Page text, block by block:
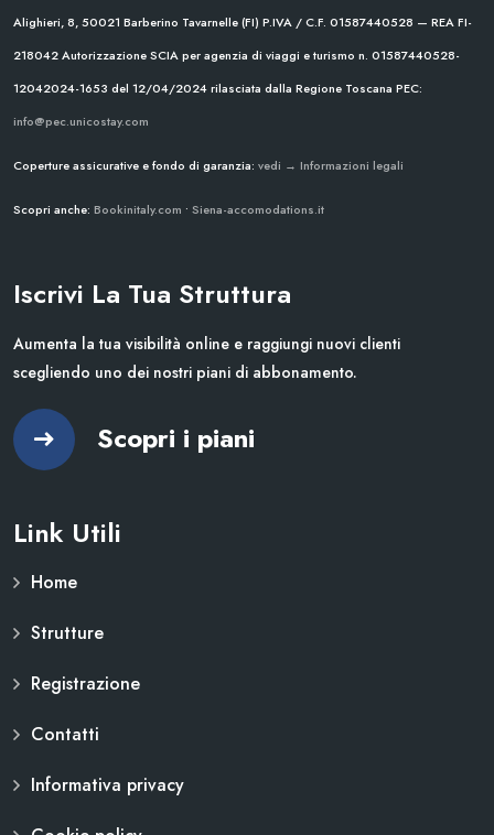
Alighieri, 8, 50021 Barberino Tavarnelle (FI) P.IVA / C.F. 01587440528 — REA FI-
218042Autorizzazione SCIA per agenzia di viaggi e turismo n. 01587440528-
12042024-1653 del 12/04/2024rilasciata dalla Regione Toscana PEC:
info@pec.unicostay.com
Coperture assicurative e fondo di garanzia: vedi → Informazioni legali
Scopri anche: Bookinitaly.com • Siena-accomodations.it
Iscrivi La Tua Struttura
Aumenta la tua visibilità online e raggiungi nuovi clienti
scegliendo uno dei nostri piani di abbonamento.
Scopri i piani
Link Utili
Home
Strutture
Registrazione
Contatti
Informativa privacy